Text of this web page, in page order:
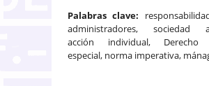
Palabras clave:
administradores, sociedad
acción individual, Derecho
especial, norma imperativa,